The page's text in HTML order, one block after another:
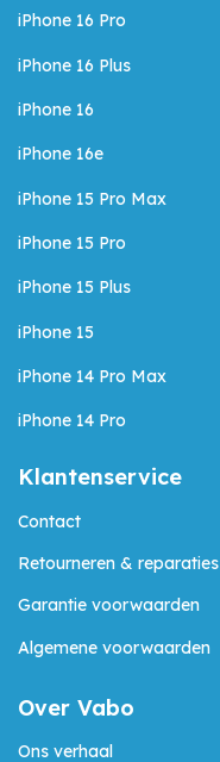
iPhone 16 Pro
iPhone 16 Plus
iPhone 16
iPhone 16e
iPhone 15 Pro Max
iPhone 15 Pro
iPhone 15 Plus
iPhone 15
iPhone 14 Pro Max
iPhone 14 Pro
Klantenservice
Contact
Retourneren & reparaties
Garantie voorwaarden
Algemene voorwaarden
Over Vabo
Ons verhaal